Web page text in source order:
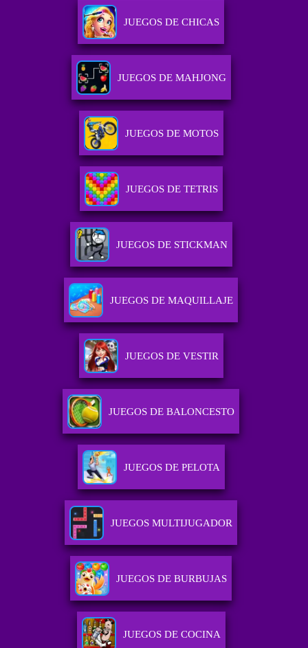
JUEGOS DE CHICAS
JUEGOS DE MAHJONG
JUEGOS DE MOTOS
JUEGOS DE TETRIS
JUEGOS DE STICKMAN
JUEGOS DE MAQUILLAJE
JUEGOS DE VESTIR
JUEGOS DE BALONCESTO
JUEGOS DE PELOTA
JUEGOS MULTIJUGADOR
JUEGOS DE BURBUJAS
JUEGOS DE COCINA